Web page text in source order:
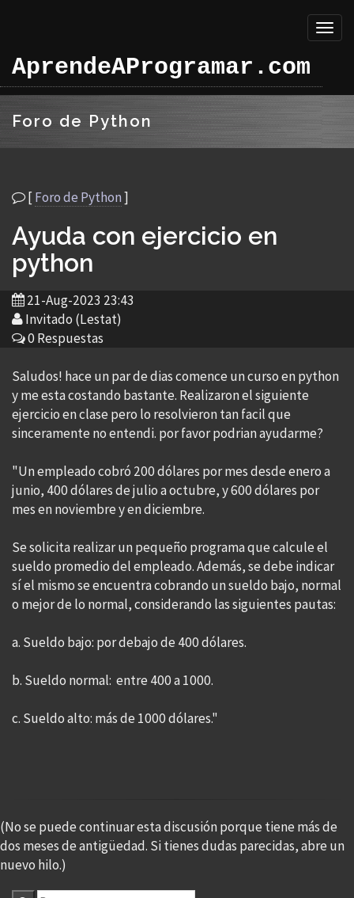
AprendeAProgramar.com
Foro de Python
[Foro de Python]
Ayuda con ejercicio en
python
21-Aug-2023 23:43
Invitado (Lestat)
0 Respuestas
Saludos! hace un par de dias comence un curso en python
y me esta costando bastante. Realizaron el siguiente
ejercicio en clase pero lo resolvieron tan facil que
sinceramente no entendi. por favor podrian ayudarme?
"Un empleado cobró 200 dólares por mes desde enero a
junio, 400 dólares de julio a octubre, y 600 dólares por
mes en noviembre y en diciembre.
Se solicita realizar un pequeño programa que calcule el
sueldo promedio del empleado. Además, se debe indicar
sí el mismo se encuentra cobrando un sueldo bajo, normal
o mejor de lo normal, considerando las siguientes pautas:
a. Sueldo bajo: por debajo de 400 dólares.
b. Sueldo normal: entre 400 a 1000.
c. Sueldo alto: más de 1000 dólares."
(No se puede continuar esta discusión porque tiene más de
dos meses de antigüedad. Si tienes dudas parecidas, abre un
nuevo hilo.)